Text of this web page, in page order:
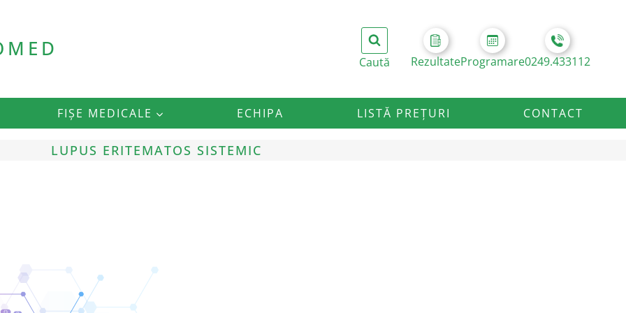
RezultateProgramare0249.433112
FIȘE MEDICALE ECHIPA LISTĂ PREȚURI CONTACT
LUPUS ERITEMATOS SISTEMIC